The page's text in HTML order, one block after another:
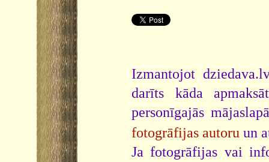
Izmantojot
darīts kāda
personīgajās
fotogrāfijas autoru un
Ja fotogrāfijas vai